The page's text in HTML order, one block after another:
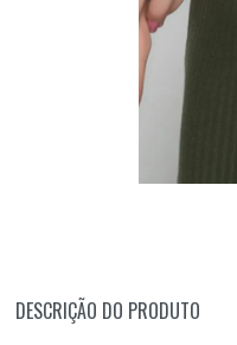
DESCRIÇÃO DO PRODUTO